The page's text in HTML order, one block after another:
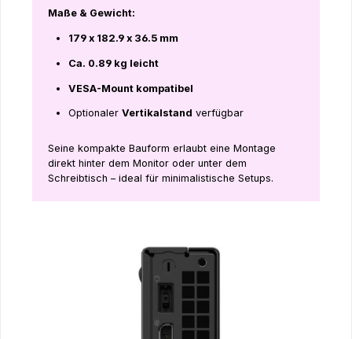
Maße & Gewicht:
179 x 182.9 x 36.5 mm
Ca. 0.89 kg leicht
VESA-Mount kompatibel
Optionaler Vertikalstand verfügbar
Seine kompakte Bauform erlaubt eine Montage
direkt hinter dem Monitor oder unter dem
Schreibtisch – ideal für minimalistische Setups.